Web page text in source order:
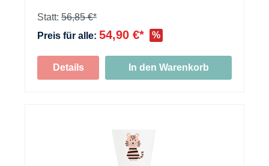
Statt: 56,85 €*
Preis für alle: 54,90 €* %
Details In den Warenkorb